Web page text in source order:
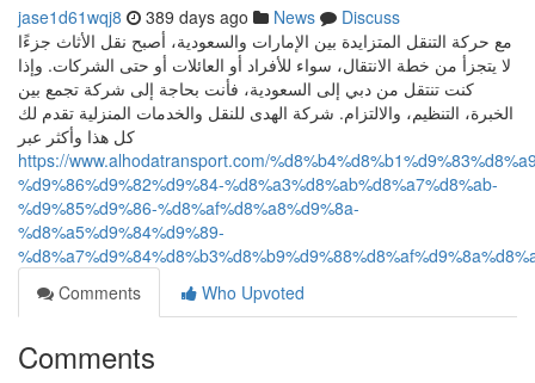
jase1d61wqj8 389 days ago News
Discuss
مع حركة التنقل المتزايدة بين الإمارات والسعودية، أصبح نقل الأثاث جزءًا
لا يتجزأ من خطة الانتقال، سواء للأفراد أو العائلات أو حتى الشركات. وإذا
كنت تنتقل من دبي إلى السعودية، فأنت بحاجة إلى شركة تجمع بين
الخبرة، التنظيم، والالتزام. شركة الهدى للنقل والخدمات المنزلية تقدم لك
كل هذا وأكثر عبر
https://www.alhodatransport.com/
%d9%86%d9%82%d9%84-%d8%a3%d8%ab%d8%a7%d8%ab-
%d9%85%d9%86-%d8%af%d8%a8%d9%8a-
%d8%a5%d9%84%d9%89-
Comments
Who Upvoted
Comments